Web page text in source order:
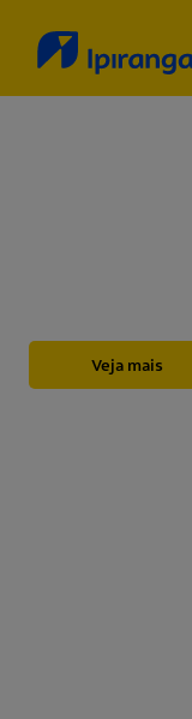
Veja mais